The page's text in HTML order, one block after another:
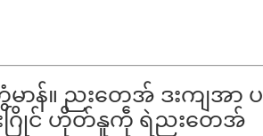
န်။ ညးတေအ် ဒးကျအာ ပ
ဂြိုင် ဟိုတ်နူကဵု ရဲညးတေအ်